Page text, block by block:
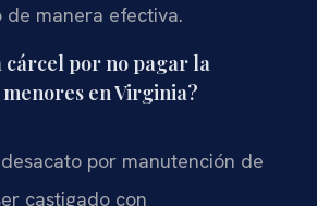
de manera efectiva.
cárcel por no pagar la
en Virginia?
por manutención de
castigado con